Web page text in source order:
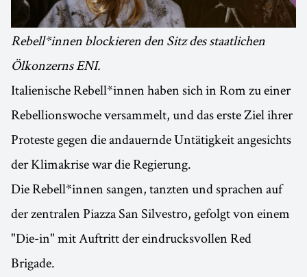
Rebell*innen blockieren den Sitz des staatlichen
Ölkonzerns ENI.
Italienische Rebell*innen haben sich in Rom zu einer
Rebellionswoche versammelt, und das erste Ziel ihrer
Proteste gegen die andauernde Untätigkeit angesichts
der Klimakrise war die Regierung.
Die Rebell*innen sangen, tanzten und sprachen auf
der zentralen Piazza San Silvestro, gefolgt von einem
"Die-in" mit Auftritt der eindrucksvollen Red
Brigade.